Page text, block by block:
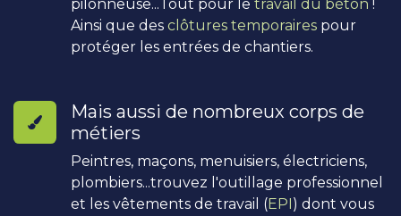
pilonneuse...Tout pour le travail du béton !
Ainsi que des clôtures temporaires pour
protéger les entrées de chantiers.
Mais aussi de nombreux corps de
métiers
Peintres, maçons, menuisiers, électriciens,
plombiers...trouvez l'outillage professionnel
et les vêtements de travail (EPI) dont vous